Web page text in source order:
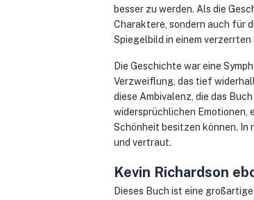
besser zu werden. Als die
Charaktere, sondern auch für
Spiegelbild in einem verzerrten
Die Geschichte war eine
Verzweiflung, das tief
diese Ambivalenz, die das
widersprüchlichen Emotionen,
Schönheit besitzen können. In
und vertraut.
Kevin Richardson
Dieses Buch ist eine